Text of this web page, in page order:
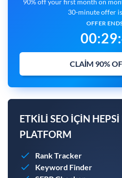
90% off your first month on
30-minute offer
OFFER
00:29:
CLAIM 90%
ETKILI SEO IÇIN
PLATFORM
Rank Tracker
Keyword Finder